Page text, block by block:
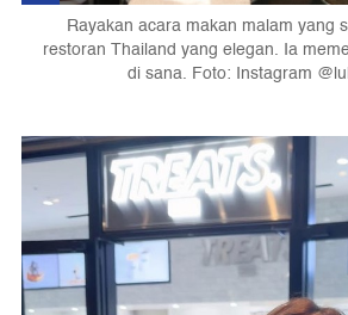
Rayakan acara makan malam yang
restoran Thailand yang elegan. Ia
di sana. Foto: Instagram